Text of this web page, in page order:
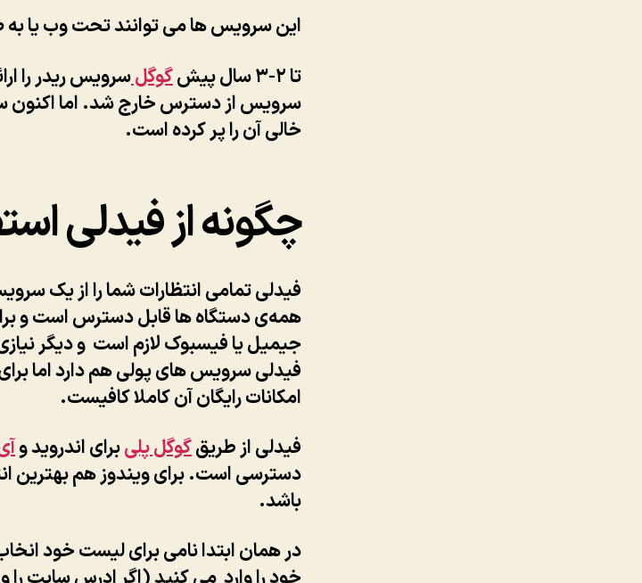
این سرویس ها می توانند تحت وب یا به
تا ۲-۳ سال پیش
گوگلسرویس ریدر را
سرویس از دسترس خارج شد. اما اکنون
خالی آن را پر کرده است.
چگونه از فیدلی
فیدلی تمامی انتظارات شما را از یک
همه‌ی دستگاه ها قابل دسترس است و
جیمیل یا فیسبوک لازم است و دیگر
فیدلی سرویس های پولی هم دارد اما
امکانات رایگان آن کاملا کافیست.
فیدلی از طریقگوگل پلیبرای اندروید و
دسترسی است. برای ویندوز هم بهترین
باشد.